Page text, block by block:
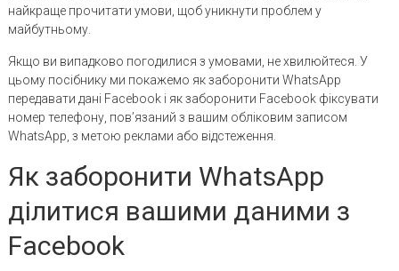
найкраще прочитати умови, щоб уникнути проблем у
майбутньому.
Якщо ви випадково погодилися з умовами, не хвилюйтеся. У
цьому посібнику ми покажемо як заборонити WhatsApp
передавати дані Facebook і як заборонити Facebook фіксувати
номер телефону, пов’язаний з вашим обліковим записом
WhatsApp, з метою реклами або відстеження.
Як заборонити WhatsApp
ділитися вашими даними з
Facebook